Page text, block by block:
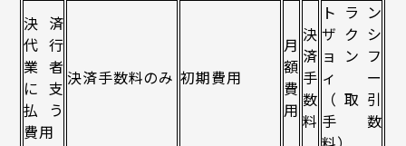
決済
代行
業者
に支
払う
費用
決済手数料のみ 初期費用
月
額
費
用
決
済
手
数
料
トラン
ザクシ
ョンフ
ィー
（取引
手数